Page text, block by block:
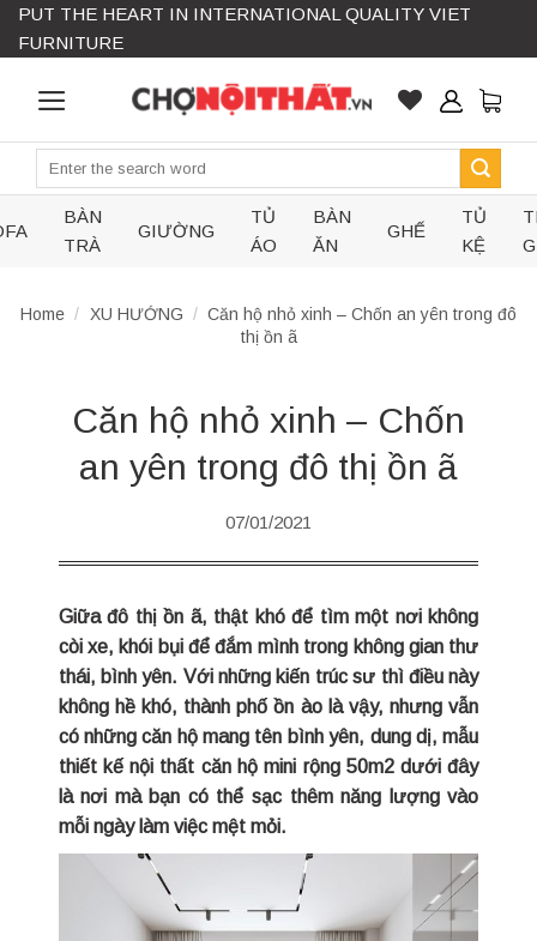
Skip
PUT THE HEART IN INTERNATIONAL QUALITY VIET
FURNITURE
Search
BÀN
TRÀ
GIƯỜNG
TỦ
ÁO
BÀN
ĂN
GHẾ
TỦ
KỆ
Home / XU HƯỚNG / Căn hộ nhỏ xinh – Chốn an yên trong đô
thị ồn ã
Căn hộ nhỏ xinh – Chốn
an yên trong đô thị ồn ã
07/01/2021
Giữa đô thị ồn ã, thật khó để tìm một nơi không
còi xe, khói bụi để đắm mình trong không gian thư
thái, bình yên. Với những kiến trúc sư thì điều này
không hề khó, thành phố ồn ào là vậy, nhưng vẫn
có những căn hộ mang tên bình yên, dung dị, mẫu
thiết kế nội thất căn hộ mini rộng 50m2 dưới đây
là nơi mà bạn có thể sạc thêm năng lượng vào
mỗi ngày làm việc mệt mỏi.